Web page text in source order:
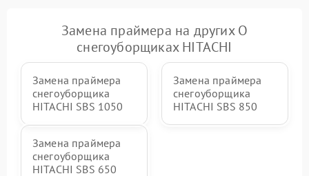
Неисправность системы
регулировки высоты
1000 ₽ Подробнее →
Замена праймера на других О
снегоуборщиках HITACHI
Замена праймера
снегоуборщика
HITACHI SBS 1050
Замена праймера
снегоуборщика
HITACHI SBS 850
Замена праймера
снегоуборщика
HITACHI SBS 650